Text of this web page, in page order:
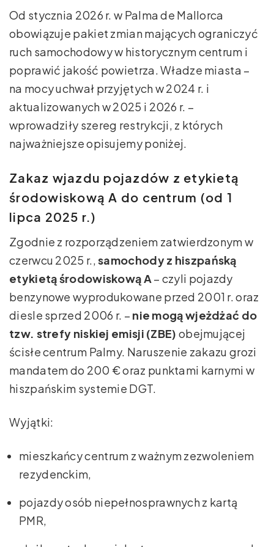
Od stycznia 2026 r. w Palma de Mallorca
obowiązuje pakiet zmian mających ograniczyć
ruch samochodowy w historycznym centrum i
poprawić jakość powietrza. Władze miasta –
na mocy uchwał przyjętych w 2024 r. i
aktualizowanych w 2025 i 2026 r. –
wprowadziły szereg restrykcji, z których
najważniejsze opisujemy poniżej.
Zakaz wjazdu pojazdów z etykietą
środowiskową A do centrum (od 1
lipca 2025 r.)
Zgodnie z rozporządzeniem zatwierdzonym w
czerwcu 2025 r.,samochody z hiszpańską
etykietą środowiskową A – czyli pojazdy
benzynowe wyprodukowane przed 2001 r. oraz
diesle sprzed 2006 r. – nie mogą wjeżdżać do
tzw. strefy niskiej emisji (ZBE) obejmującej
ścisłe centrum Palmy. Naruszenie zakazu grozi
mandatem do 200 € oraz punktami karnymi w
hiszpańskim systemie DGT.
Wyjątki:
mieszkańcy centrum z ważnym zezwoleniem
rezydenckim,
pojazdy osób niepełnosprawnych z kartą
PMR,